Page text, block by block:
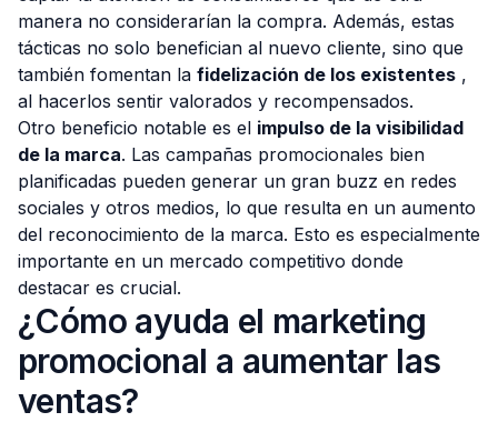
manera no considerarían la compra. Además, estas
tácticas no solo benefician al nuevo cliente, sino que
también fomentan la fidelización de los existentes ,
al hacerlos sentir valorados y recompensados.
Otro beneficio notable es el impulso de la visibilidad
de la marca. Las campañas promocionales bien
planificadas pueden generar un gran buzz en redes
sociales y otros medios, lo que resulta en un aumento
del reconocimiento de la marca. Esto es especialmente
importante en un mercado competitivo donde
destacar es crucial.
¿Cómo ayuda el marketing
promocional a aumentar las
ventas?